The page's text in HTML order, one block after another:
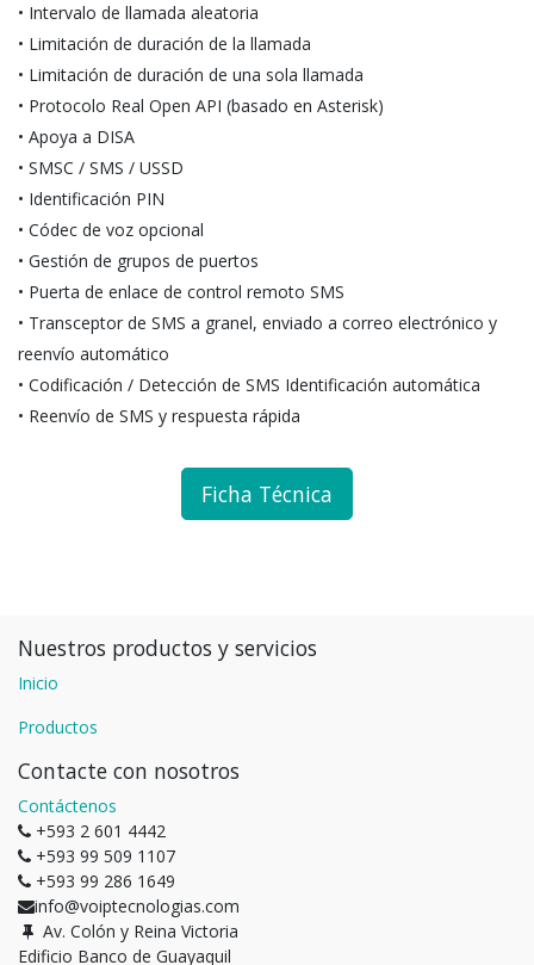
• Intervalo de llamada aleatoria
• Limitación de duración de la llamada
• Limitación de duración de una sola llamada
• Protocolo Real Open API (basado en Asterisk)
• Apoya a DISA
• SMSC / SMS / USSD
• Identificación PIN
• Códec de voz opcional
• Gestión de grupos de puertos
• Puerta de enlace de control remoto SMS
• Transceptor de SMS a granel, enviado a correo electrónico y
reenvío automático
• Codificación / Detección de SMS Identificación automática
• Reenvío de SMS y respuesta rápida
Ficha Técnica
Nuestros productos y servicios
Inicio
Productos
Contacte con nosotros
Contáctenos
+593 2 601 4442
+593 99 509 1107
+593 99 286 1649
info@voiptecnologias.com
Av. Colón y Reina Victoria
Edificio Banco de Guayaquil